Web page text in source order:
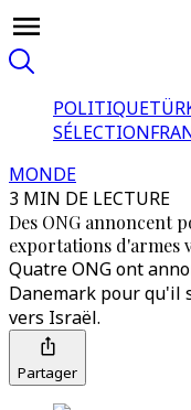
POLITIQUE
SÉLECTION
MONDE
3 MIN DE LECTURE
Des ONG annoncent
exportations d'armes
Quatre ONG ont
Danemark pour qu'il
vers Israël.
Partager